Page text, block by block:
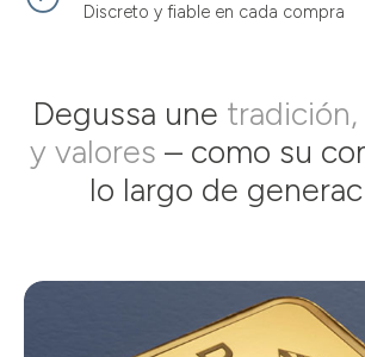
Discreto y fiable en cada compra
Degussa une
y valores – como su
lo largo de